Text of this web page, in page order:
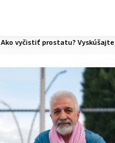
Ako vyčistiť prostatu?